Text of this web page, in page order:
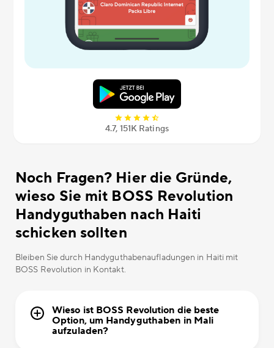
4.7, 151К Ratings
Noch Fragen? Hier die Gründe,
wieso Sie mit BOSS Revolution
Handyguthaben nach Haiti
schicken sollten
Bleiben Sie durch Handyguthabenaufladungen in Haiti mit
BOSS Revolution in Kontakt.
Wieso ist BOSS Revolution die beste
Option, um Handyguthaben in Mali
aufzuladen?